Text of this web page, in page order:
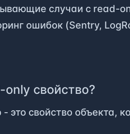
случаи с read-
ошибок (Sentry,
свойство?
это свойство объекта,